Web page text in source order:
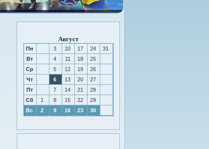
Август
Пн 3 10 17 24
31
Вт
4 11 18
25
Ср
5 12 19
26
Чт
6 13 20
27
Пт
7 14 21
28
Сб
1 8 15 22
29
Вс
2 9 16 23 30